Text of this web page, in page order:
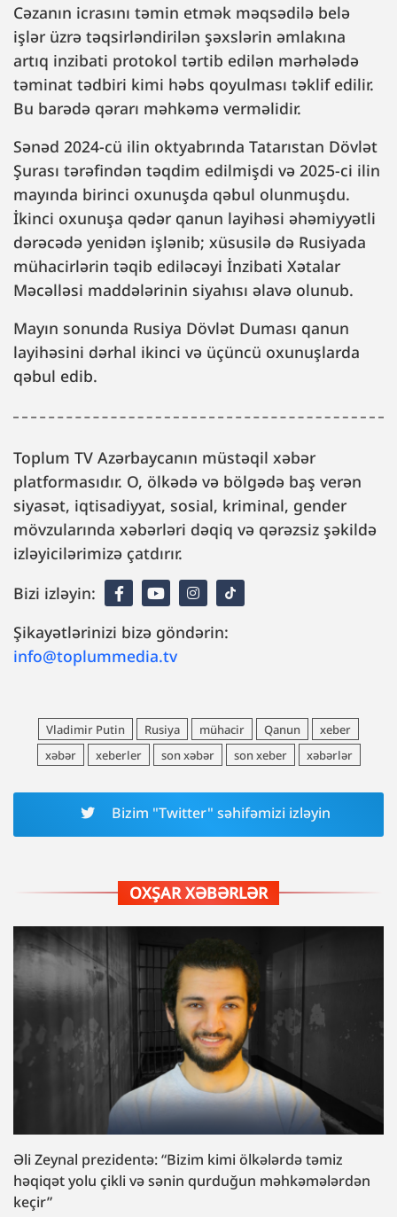
Cəzanın icrasını təmin etmək məqsədilə belə
işlər üzrə təqsirləndirilən şəxslərin əmlakına
artıq inzibati protokol tərtib edilən mərhələdə
təminat tədbiri kimi həbs qoyulması təklif edilir.
Bu barədə qərarı məhkəmə verməlidir.
Sənəd 2024-cü ilin oktyabrında Tatarıstan Dövlət
Şurası tərəfindən təqdim edilmişdi və 2025-ci ilin
mayında birinci oxunuşda qəbul olunmuşdu.
İkinci oxunuşa qədər qanun layihəsi əhəmiyyətli
dərəcədə yenidən işlənib; xüsusilə də Rusiyada
mühacirlərin təqib ediləcəyi İnzibati Xətalar
Məcəlləsi maddələrinin siyahısı əlavə olunub.
Mayın sonunda Rusiya Dövlət Duması qanun
layihəsini dərhal ikinci və üçüncü oxunuşlarda
qəbul edib.
Toplum TV Azərbaycanın müstəqil xəbər
platformasıdır. O, ölkədə və bölgədə baş verən
siyasət, iqtisadiyyat, sosial, kriminal, gender
mövzularında xəbərləri dəqiq və qərəzsiz şəkildə
izləyicilərimizə çatdırır.
Bizi izləyin:
Şikayətlərinizi bizə göndərin:
info@toplummedia.tv
Vladimir Putin Rusiya mühacir Qanun
xeber
xəbər
xeberler son xəbər son xeber xəbərlər
Bizim "Twitter" səhifəmizi izləyin
OXŞAR XƏBƏRLƏR
Əli Zeynal prezidentə: “Bizim kimi ölkələrdə təmiz
həqiqət yolu çikli və sənin qurduğun məhkəmələrdən
keçir”